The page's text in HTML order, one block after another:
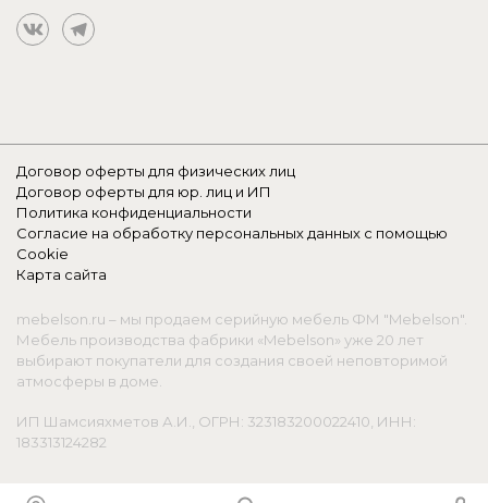
Договор оферты для физических лиц
Договор оферты для юр. лиц и ИП
Политика конфиденциальности
Согласие на обработку персональных данных с помощью
Cookie
Карта сайта
mebelson.ru – мы продаем серийную мебель ФМ "Mebelson".
Мебель производства фабрики «Mebelson» уже 20 лет
выбирают покупатели для создания своей неповторимой
атмосферы в доме.
ИП Шамсияхметов А.И., ОГРН: 323183200022410, ИНН:
183313124282